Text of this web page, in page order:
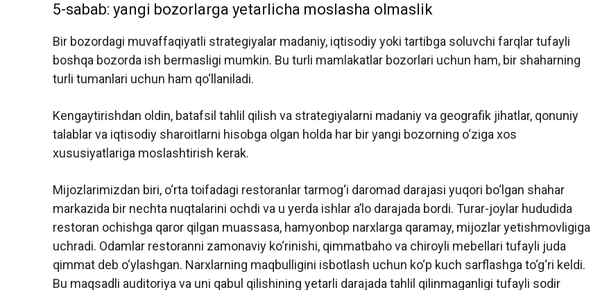
5-sabab: yangi bozorlarga yetarlicha moslasha olmaslik
Bir bozordagi muvaffaqiyatli strategiyalar madaniy, iqtisodiy yoki tartibga soluvchi farqlar tufayli
boshqa bozorda ish bermasligi mumkin. Bu turli mamlakatlar bozorlari uchun ham, bir shaharning
turli tumanlari uchun ham qo‘llaniladi.
Kengaytirishdan oldin, batafsil tahlil qilish va strategiyalarni madaniy va geografik jihatlar, qonuniy
talablar va iqtisodiy sharoitlarni hisobga olgan holda har bir yangi bozorning o‘ziga xos
xususiyatlariga moslashtirish kerak.
Mijozlarimizdan biri, o‘rta toifadagi restoranlar tarmog‘i daromad darajasi yuqori bo‘lgan shahar
markazida bir nechta nuqtalarini ochdi va u yerda ishlar a’lo darajada bordi. Turar-joylar hududida
restoran ochishga qaror qilgan muassasa, hamyonbop narxlarga qaramay, mijozlar yetishmovligiga
uchradi. Odamlar restoranni zamonaviy ko‘rinishi, qimmatbaho va chiroyli mebellari tufayli juda
qimmat deb o‘ylashgan. Narxlarning maqbulligini isbotlash uchun ko‘p kuch sarflashga to‘g‘ri keldi.
Bu maqsadli auditoriya va uni qabul qilishining yetarli darajada tahlil qilinmaganligi tufayli sodir